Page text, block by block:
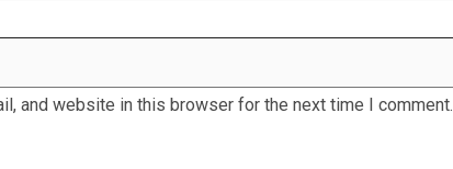
and website in this browser for the next time I comment.